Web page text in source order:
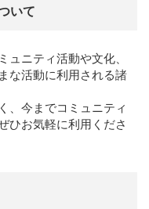
いて
ュニティ活動や文化、
な活動に利用される諸
、今までコミュニティ
ひお気軽に利用くださ